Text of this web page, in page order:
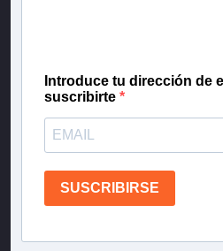
Introduce tu dirección de
suscribirte
SUSCRIBIRSE